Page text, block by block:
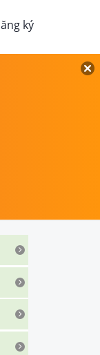
ký